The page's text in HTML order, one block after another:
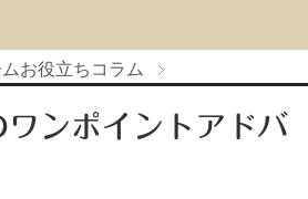
お役立ちコラム
ワンポイントアドバ